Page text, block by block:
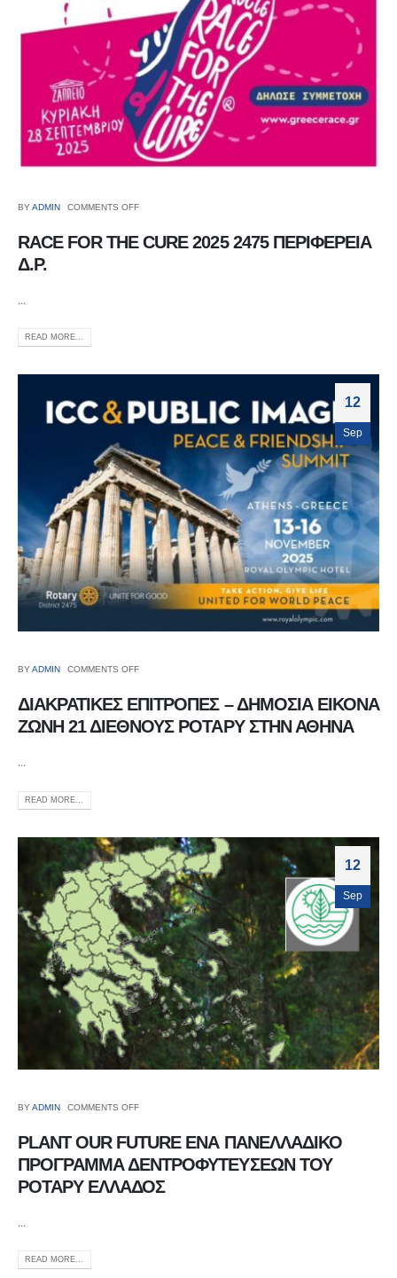
BYADMIN COMMENTS OFF
RACE FOR THE CURE 2025 2475 ΠΕΡΙΦΕΡΕΙΑ
Δ.Ρ.
...
READ MORE...
12
Sep
BYADMIN COMMENTS OFF
ΔΙΑΚΡΑΤΙΚΕΣ ΕΠΙΤΡΟΠΕΣ – ΔΗΜΟΣΙΑ ΕΙΚΟΝΑ
ΖΩΝΗ 21 ΔΙΕΘΝΟΥΣ ΡΟΤΑΡΥ ΣΤΗΝ ΑΘΗΝΑ
...
READ MORE...
12
Sep
BYADMIN COMMENTS OFF
PLANT OUR FUTURE ΕΝΑ ΠΑΝΕΛΛΑΔΙΚΟ
ΠΡΟΓΡΑΜΜΑ ΔΕΝΤΡΟΦΥΤΕΥΣΕΩΝ ΤΟΥ
ΡΟΤΑΡΥ ΕΛΛΑΔΟΣ
...
READ MORE...